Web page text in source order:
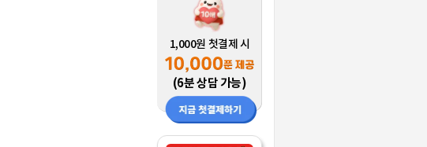
1,000원 첫결제 시
(6분 상담 가능)